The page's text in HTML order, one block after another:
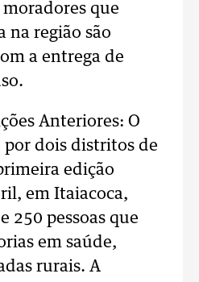
que
na região são
a entrega de
Anteriores: O
por dois distritos de
edição
em Itaiacoca,
250 pessoas que
em saúde,
rurais. A